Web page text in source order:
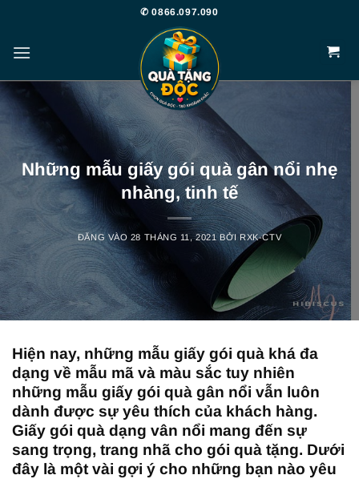
nội
✆ 0866.097.090
Những mẫu giấy gói quà gân nổi nhẹ
nhàng, tinh tế
ĐĂNG VÀO 28 THÁNG 11, 2021 BỞI RXK-CTV
Hiện nay, những mẫu giấy gói quà khá đa
dạng về mẫu mã và màu sắc tuy nhiên
những mẫu giấy gói quà gân nổi vẫn luôn
dành được sự yêu thích của khách hàng.
Giấy gói quà dạng vân nổi mang đến sự
sang trọng, trang nhã cho gói quà tặng. Dưới
đây là một vài gợi ý cho những bạn nào yêu